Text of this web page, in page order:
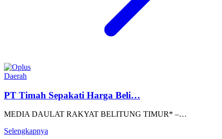
Daerah
PT Timah Sepakati Harga Beli…
MEDIA DAULAT RAKYAT BELITUNG TIMUR* –…
Selengkapnya